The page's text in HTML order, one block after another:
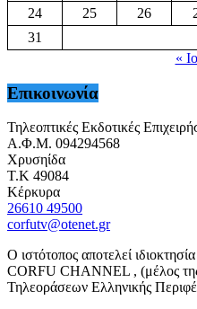
24
25 26
31
«
Επικοινωνία
Τηλεοπτικές Εκδοτικές
Α.Φ.Μ. 094294568
Χρυσηίδα
Τ.Κ 49084
Κέρκυρα
26610 49500
corfutv@otenet.gr
Ο ιστότοπος αποτελεί
CORFU CHANNEL , (μέλος
Τηλεοράσεων Ελληνικής